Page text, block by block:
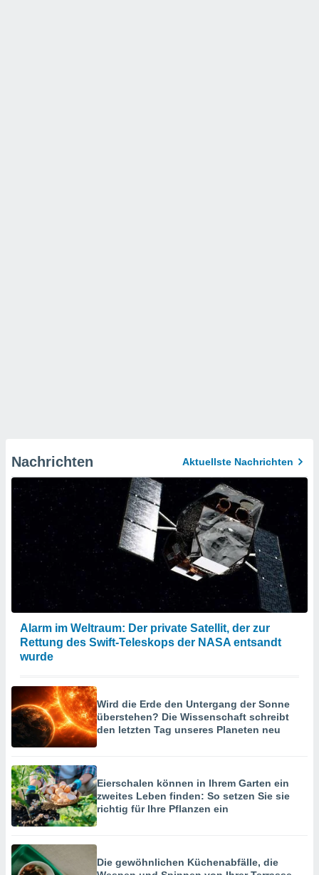
Nachrichten Aktuellste Nachrichten
Alarm im Weltraum: Der private Satellit, der zur
Rettung des Swift-Teleskops der NASA entsandt
wurde
Wird die Erde den Untergang der Sonne
überstehen? Die Wissenschaft schreibt
den letzten Tag unseres Planeten neu
Eierschalen können in Ihrem Garten ein
zweites Leben finden: So setzen Sie sie
richtig für Ihre Pflanzen ein
Die gewöhnlichen Küchenabfälle, die